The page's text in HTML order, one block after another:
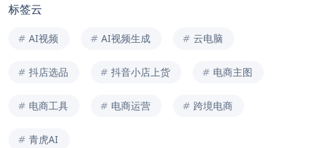
标签云
AI视频 AI视频生成 云电脑
抖店选品 抖音小店上货 电商主图
电商工具 电商运营 跨境电商
青虎AI